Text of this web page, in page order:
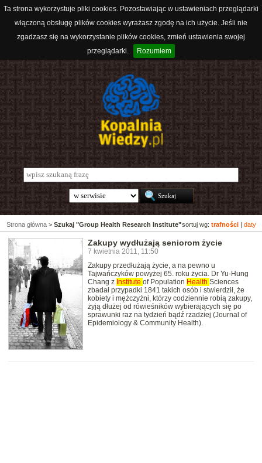
Ta strona wykorzystuje pliki cookies. Pozostawiając w ustawieniach przeglądarki
włączoną obsługę plików cookies wyrażasz zgodę na ich użycie. Jeśli nie
zgadzasz się na wykorzystanie plików cookies, zmień ustawienia swojej
przeglądarki.
Rozumiem
sortuj wg: trafności daty
Strona główna > Szukaj "Group Health Research Institute"
Zakupy wydłużają seniorom życie
7 kwietnia 2011, 11:50
Zakupy przedłużają życie, a na pewno u
Tajwańczyków powyżej 65. roku życia. Dr Yu-Hung
Chang z Institute of Population Health Sciences
zbadał przypadki 1841 takich osób i stwierdził, że
kobiety i mężczyźni, którzy codziennie robią zakupy,
żyją dłużej od rówieśników wybierających się po
sprawunki raz na tydzień bądź rzadziej (Journal of
Epidemiology & Community Health).